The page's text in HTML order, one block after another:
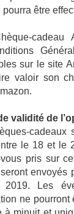
être
sur le site
valoir son
validité de
le 18 et le
pris sur
envoyés
Les
ne pourront